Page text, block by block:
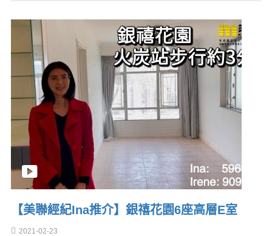
【美聯經紀Ina推介】銀禧花園6座高層E室
2021-02-23